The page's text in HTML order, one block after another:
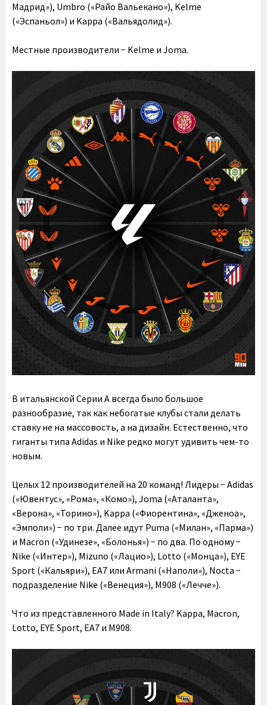
Мадрид»), Umbro («Райо Вальекано»), Kelme
(«Эспаньол») и Kappa («Вальядолид»).
Местные производители − Kelme и Joma.
В итальянской Серии А всегда было большое
разнообразие, так как небогатые клубы стали делать
ставку не на массовость, а на дизайн. Естественно, что
гиганты типа Adidas и Nike редко могут удивить чем-то
новым.
Целых 12 производителей на 20 команд! Лидеры − Adidas
(«Ювентус», «Рома», «Комо»), Joma («Аталанта»,
«Верона», «Торино»), Kappa («Фиорентина», «Дженоа»,
«Эмполи») − по три. Далее идут Puma («Милан», «Парма»)
и Macron («Удинезе», «Болонья») − по два. По одному −
Nike («Интер»), Mizuno («Лацио»), Lotto («Монца»), EYE
Sport («Кальяри»), EA7 или Armani («Наполи»), Nocta −
подразделение Nike («Венеция»), M908 («Лечче»).
Что из представленного Made in Italy? Kappa, Macron,
Lotto, EYE Sport, EA7 и M908.